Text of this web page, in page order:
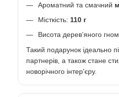
Ароматний та смачний
Місткість: 110 г
Висота дерев’яного
Такий подарунок ідеально
партнерів, а також стане
новорічного інтер'єру.